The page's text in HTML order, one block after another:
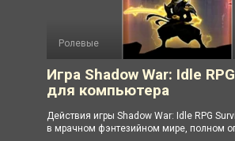
Ролевые
Игра Shadow War: Idle
для компьютера
Действия игры Shadow War: Idle RPG
в мрачном фэнтезийном мире, полном